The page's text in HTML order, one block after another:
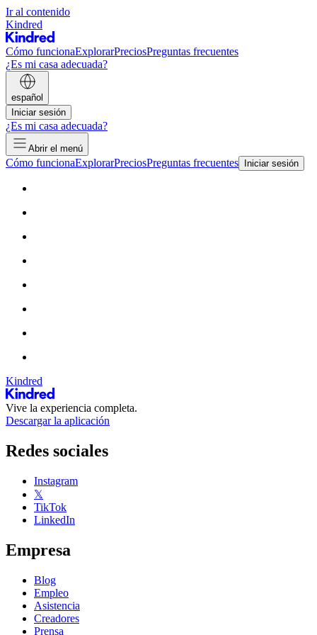
Ir al contenido
Kindred
Cómo funcionaExplorarPreciosPreguntas frecuentes
¿Es mi casa adecuada?
español
Iniciar sesión
¿Es mi casa adecuada?
Abrir el menú
Cómo funcionaExplorarPreciosPreguntas frecuentes Iniciar sesión
Kindred
Vive la experiencia completa.
Descargar la aplicación
Redes sociales
Instagram
𝕏
TikTok
LinkedIn
Empresa
Blog
Empleo
Asistencia
Creadores
Prensa